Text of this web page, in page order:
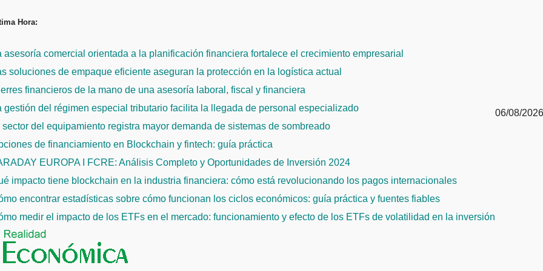
al
Hora:
asesoría comercial orientada a la planificación financiera fortalece el crecimiento empresarial
soluciones de empaque eficiente aseguran la protección en la logística actual
financieros de la mano de una asesoría laboral, fiscal y financiera
gestión del régimen especial tributario facilita la llegada de personal especializado
sector del equipamiento registra mayor demanda de sistemas de sombreado
de financiamiento en Blockchain y fintech: guía práctica
EUROPA I FCRE: Análisis Completo y Oportunidades de Inversión 2024
impacto tiene blockchain en la industria financiera: cómo está revolucionando los pagos internacionales
encontrar estadísticas sobre cómo funcionan los ciclos económicos: guía práctica y fuentes fiables
medir el impacto de los ETFs en el mercado: funcionamiento y efecto de los ETFs de volatilidad en la inversión
06/08/2026